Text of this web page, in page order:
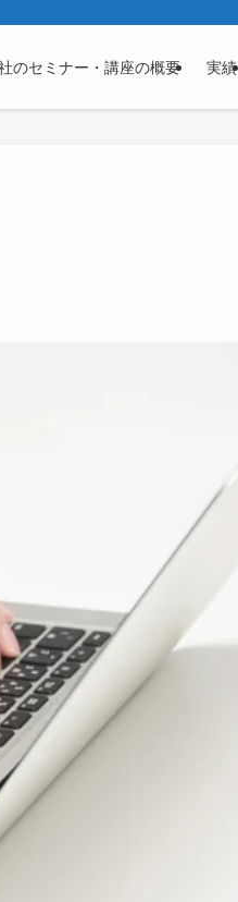
のセミナー・講座の概要 実績